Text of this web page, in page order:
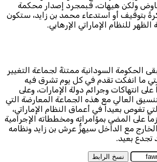
ولكن هيهات، فبمجرد إصدار محكمة
بتوقيف أو استدعاء محمد بن زايد، ستكون
للنظام الإماراتي الإرهابي.
السودانية ممتنةً لجماعة التغيير
ما انفكت تقدم في كل يوم تشرق فيه
انتهاكات وجرائم دولة الإمارات، وعلى
العالي مع هذه الجماعة المعارضة التي
بعيداً في أعماق النظام الإماراتي،
على المضي بمؤامراته ومخططاته الإجرامية
مع الداخل سيهزُّ عرش بن زايد ونظامه
بعيد.
نسخ الرابط